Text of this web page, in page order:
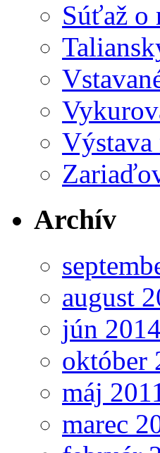
Súťaž o
Výstava
Archív
august
jún 2014
október
máj
marec